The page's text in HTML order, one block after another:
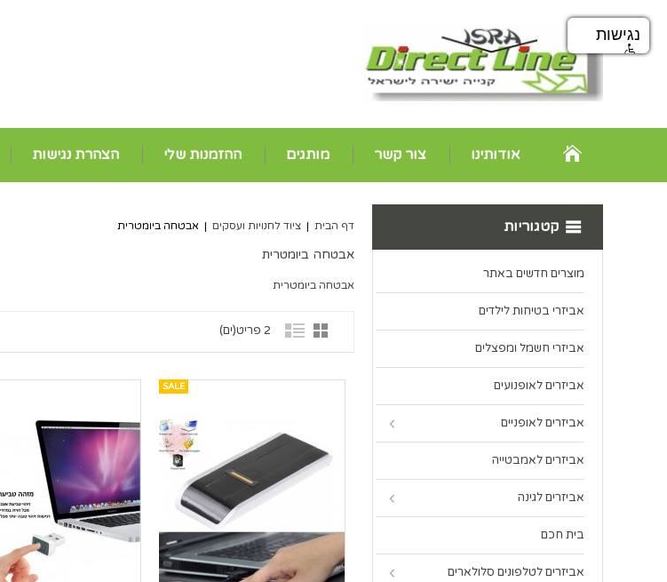
אודותינו צור קשר מותגים ההזמנות שלי הצהרת נגישות
דף הבית | ציוד לחנויות ועסקים | אבטחה ביומטרית
אבטחה ביומטרית
אבטחה ביומטרית
2 פריט(ים)
SALE
קטגוריות
מוצרים חדשים באתר
אביזרי בטיחות לילדים
אביזרי חשמל ומפצלים
אביזרים לאופנועים
אביזרים לאופניים
אביזרים לאמבטייה
אביזרים לגינה
בית חכם
אביזרים לטלפונים סלולארים
נגישות